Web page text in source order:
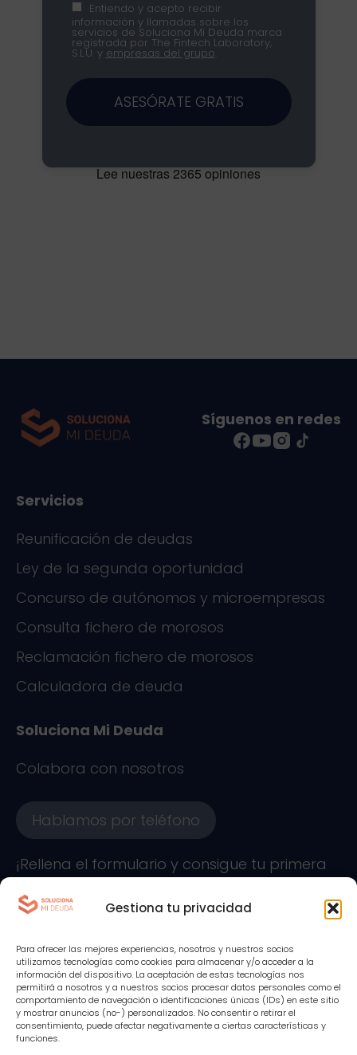
Gestiona tu privacidad
Para ofrecer las mejores experiencias, nosotros y nuestros socios
utilizamos tecnologías como cookies para almacenar y/o acceder a la
información del dispositivo. La aceptación de estas tecnologías nos
permitirá a nosotros y a nuestros socios procesar datos personales como el
comportamiento de navegación o identificaciones únicas (IDs) en este sitio
y mostrar anuncios (no-) personalizados. No consentir o retirar el
consentimiento, puede afectar negativamente a ciertas características y
funciones.
Entiendo y acepto recibir
información y llamadas sobre los
servicios de Soluciona Mi Deuda marca
registrada por The Fintech Laboratory,
S.L.U. y empresas del grupo
ASESÓRATE GRATIS
Síguenos en redes
Servicios
Reunificación de deudas
Ley de la segunda oportunidad
Concurso de autónomos y microempresas
Consulta fichero de morosos
Reclamación fichero de morosos
Calculadora de deuda
Soluciona Mi Deuda
Colabora con nosotros
Hablamos por teléfono
¡Rellena el formulario y consigue tu primera
Abogados en tu zona
Abogados para tus deudas Madrid
Abogados para tus deudas Sevilla